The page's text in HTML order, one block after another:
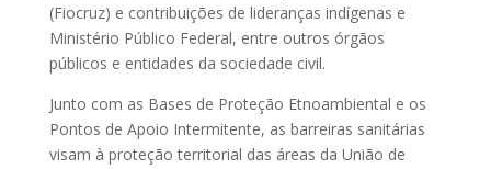
(Fiocruz) e contribuições de lideranças indígenas e
Ministério Público Federal, entre outros órgãos
públicos e entidades da sociedade civil.
Junto com as Bases de Proteção Etnoambiental e os
Pontos de Apoio Intermitente, as barreiras sanitárias
visam à proteção territorial das áreas da União de